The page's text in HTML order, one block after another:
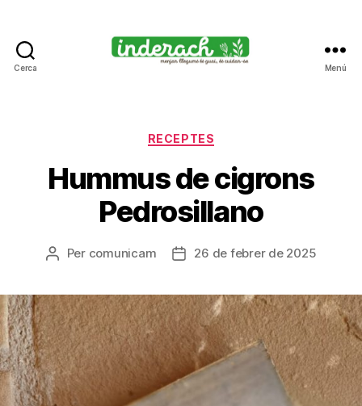
Cerca
pels
cuits
Menú
Categories
RECEPTES
Hummus de cigrons
Pedrosillano
Autor
Per comunicam
Data26 de febrer de 2025